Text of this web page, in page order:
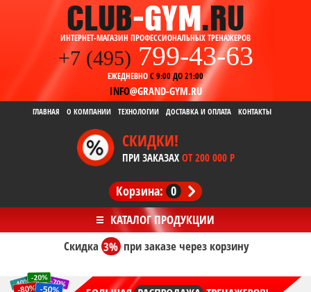
ИНТЕРНЕТ-МАГАЗИН ПРОФЕССИОНАЛЬНЫХ ТРЕНАЖЕРОВ
+7 (495) 799-43-63
ЕЖЕДНЕВНОС 9:00 ДО 21:00
INFO@GRAND-GYM.RU
ГЛАВНАЯ О КОМПАНИИ ТЕХНОЛОГИИ ДОСТАВКА И ОПЛАТА КОНТАКТЫ
СКИДКИ!
ПРИ ЗАКАЗАХ ОТ 200 000 Р
Корзина: 0
Скидка3% при заказечерез корзину